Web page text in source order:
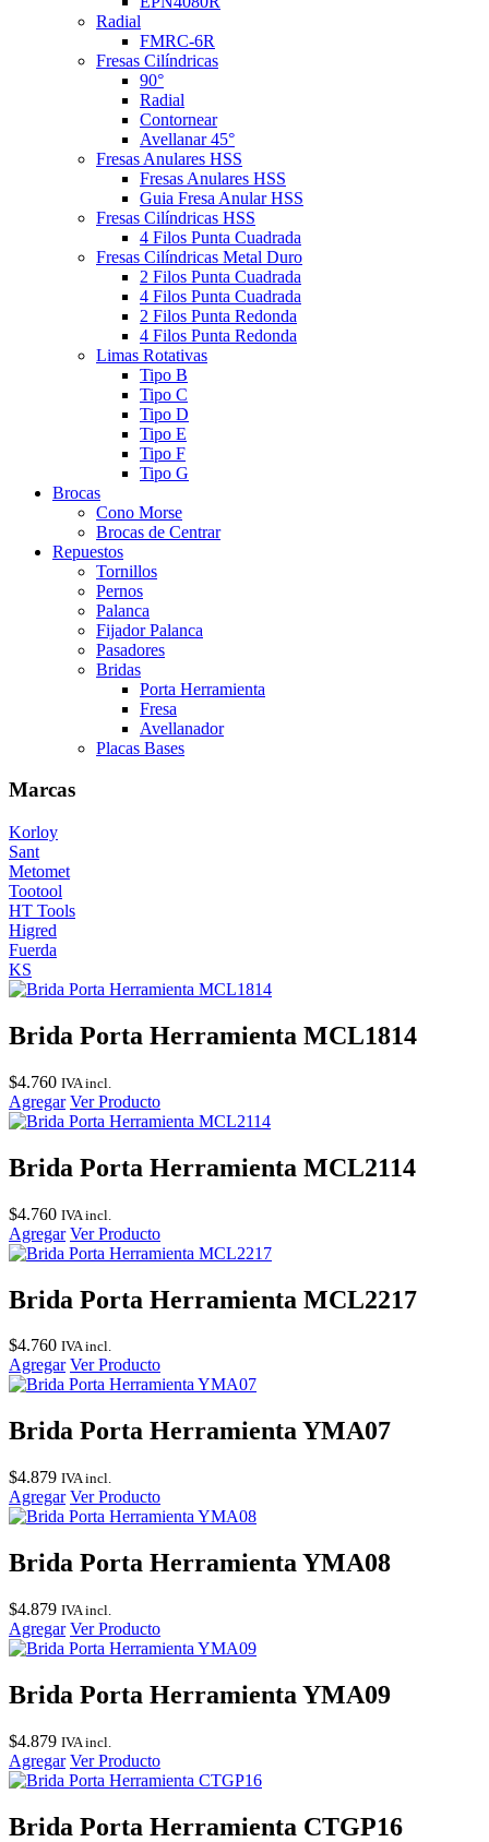
Radial
FMRC-6R
Fresas Cilíndricas
90°
Radial
Contornear
Avellanar 45°
Fresas Anulares HSS
Fresas Anulares HSS
Guia Fresa Anular HSS
Fresas Cilíndricas HSS
4 Filos Punta Cuadrada
Fresas Cilíndricas Metal Duro
2 Filos Punta Cuadrada
4 Filos Punta Cuadrada
2 Filos Punta Redonda
4 Filos Punta Redonda
Limas Rotativas
Tipo B
Tipo C
Tipo D
Tipo E
Tipo F
Tipo G
Brocas
Cono Morse
Brocas de Centrar
Repuestos
Tornillos
Pernos
Palanca
Fijador Palanca
Pasadores
Bridas
Porta Herramienta
Fresa
Avellanador
Placas Bases
Marcas
Korloy
Sant
Metomet
Tootool
HT Tools
Higred
Fuerda
KS
Brida Porta Herramienta MCL1814
$4.760 IVA incl.
Agregar Ver Producto
Brida Porta Herramienta MCL2114
$4.760 IVA incl.
Agregar Ver Producto
Brida Porta Herramienta MCL2217
$4.760 IVA incl.
Agregar Ver Producto
Brida Porta Herramienta YMA07
$4.879 IVA incl.
Agregar Ver Producto
Brida Porta Herramienta YMA08
$4.879 IVA incl.
Agregar Ver Producto
Brida Porta Herramienta YMA09
$4.879 IVA incl.
Agregar Ver Producto
Brida Porta Herramienta CTGP16